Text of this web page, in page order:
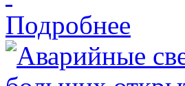
Подробнее